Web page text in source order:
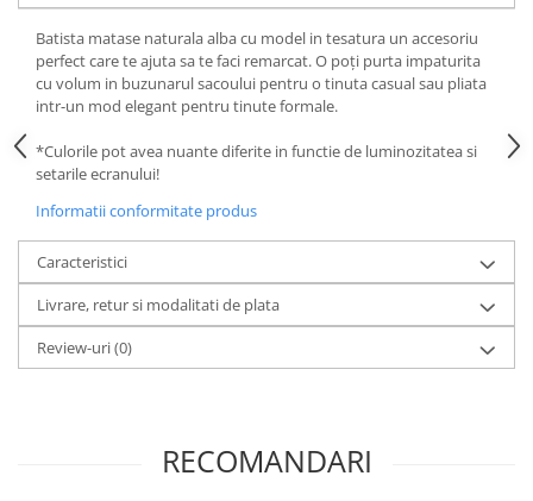
Batista matase naturala alba cu model in tesatura un accesoriu
perfect care te ajuta sa te faci remarcat. O poți purta impaturita
cu volum in buzunarul sacoului pentru o tinuta casual sau pliata
intr-un mod elegant pentru tinute formale.
*Culorile pot avea nuante diferite in functie de luminozitatea si
setarile ecranului!
Informatii conformitate produs
Caracteristici
Livrare, retur si modalitati de plata
Review-uri(0)
RECOMANDARI